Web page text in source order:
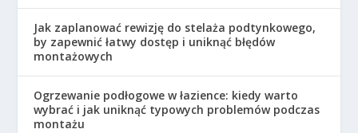
Jak zaplanować rewizję do stelaża podtynkowego,
by zapewnić łatwy dostęp i uniknąć błędów
montażowych
Ogrzewanie podłogowe w łazience: kiedy warto
wybrać i jak uniknąć typowych problemów podczas
montażu